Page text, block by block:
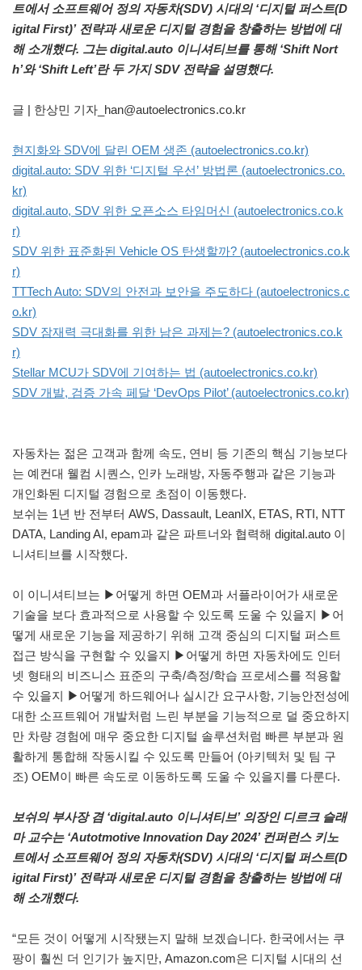
트에서 소프트웨어 정의 자동차(SDV) 시대의 ‘디지털 퍼스트(D
igital First)’ 전략과 새로운 디지털 경험을 창출하는 방법에 대
해 소개했다. 그는 digital.auto 이니셔티브를 통해 ‘Shift Nort
h’와 ‘Shift Left’란 두 가지 SDV 전략을 설명했다.
글 | 한상민 기자_han@autoelectronics.co.kr
현지화와 SDV에 달린 OEM 생존 (autoelectronics.co.kr)
digital.auto: SDV 위한 ‘디지털 우선’ 방법론 (autoelectronics.co.
kr)
digital.auto, SDV 위한 오픈소스 타임머신 (autoelectronics.co.k
r)
SDV 위한 표준화된 Vehicle OS 탄생할까? (autoelectronics.co.k
r)
TTTech Auto: SDV의 안전과 보안을 주도하다 (autoelectronics.c
o.kr)
SDV 잠재력 극대화를 위한 남은 과제는? (autoelectronics.co.k
r)
Stellar MCU가 SDV에 기여하는 법 (autoelectronics.co.kr)
SDV 개발, 검증 가속 페달 ‘DevOps Pilot’ (autoelectronics.co.kr)
자동차는 젊은 고객과 함께 속도, 연비 등 기존의 핵심 기능보다
는 예컨대 웰컴 시퀀스, 인카 노래방, 자동주행과 같은 기능과
개인화된 디지털 경험으로 초점이 이동했다.
보쉬는 1년 반 전부터 AWS, Dassault, LeanIX, ETAS, RTI, NTT
DATA, Landing AI, epam과 같은 파트너와 협력해 digital.auto 이
니셔티브를 시작했다.
이 이니셔티브는 ▶어떻게 하면 OEM과 서플라이어가 새로운
기술을 보다 효과적으로 사용할 수 있도록 도울 수 있을지 ▶어
떻게 새로운 기능을 제공하기 위해 고객 중심의 디지털 퍼스트
접근 방식을 구현할 수 있을지 ▶어떻게 하면 자동차에도 인터
넷 형태의 비즈니스 표준의 구축/측정/학습 프로세스를 적용할
수 있을지 ▶어떻게 하드웨어나 실시간 요구사항, 기능안전성에
대한 소프트웨어 개발처럼 느린 부분을 기능적으로 덜 중요하지
만 차량 경험에 매우 중요한 디지털 솔루션처럼 빠른 부분과 원
활하게 통합해 작동시킬 수 있도록 만들어 (아키텍처 및 팀 구
조) OEM이 빠른 속도로 이동하도록 도울 수 있을지를 다룬다.
보쉬의 부사장 겸 ‘digital.auto 이니셔티브’ 의장인 디르크 슬래
마 교수는 ‘Autotmotive Innovation Day 2024’ 컨퍼런스 키노
트에서 소프트웨어 정의 자동차(SDV) 시대의 ‘디지털 퍼스트(D
igital First)’ 전략과 새로운 디지털 경험을 창출하는 방법에 대
해 소개했다.
“모든 것이 어떻게 시작됐는지 말해 보겠습니다. 한국에서는 쿠
팡이 훨씬 더 인기가 높지만, Amazon.com은 디지털 시대의 선